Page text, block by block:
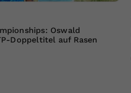
Oswald
Doppeltitel auf Rasen